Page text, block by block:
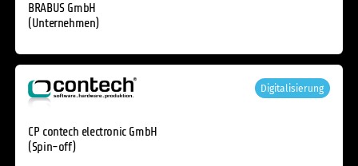
BRABUS GmbH
(Unternehmen)
CP contech electronic GmbH
(Spin-off)
Digitalisierung